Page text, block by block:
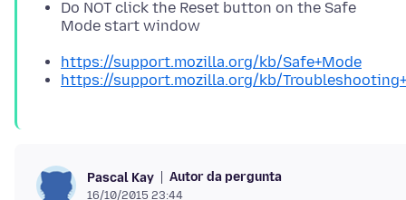
Do NOT click the Reset button on the Safe
Mode start window
https://support.mozilla.org/kb/Safe+Mode
https://support.mozilla.org/kb/
Pascal Kay Autor da pergunta
16/10/2015 23:44